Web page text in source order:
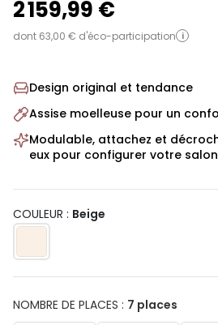
2 159,99 €
dont 63,00 € d'éco-participation i
Design original et tendance
Assise moelleuse pour un
Modulable, attachez et
eux pour configurer votre
COULEUR : Beige
NOMBRE DE PLACES : 7 places